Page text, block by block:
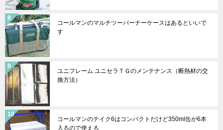
コールマンのマルチツーバーナーケースはあるといいで
す
ユニフレーム ユニセラＴＧのメンテナンス（断熱材の交
換方法）
コールマンのテイク6はコンパクトだけど350ml缶が6本
入るので使える